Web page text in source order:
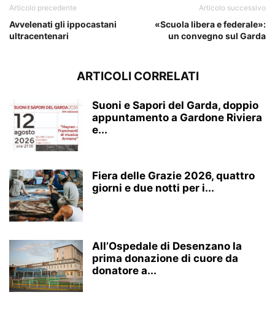
Articolo precedente
Avvelenati gli ippocastani
ultracentenari
Articolo successivo
«Scuola libera e federale»:
un convegno sul Garda
ARTICOLI CORRELATI
Suoni e Sapori del Garda, doppio
appuntamento a Gardone Riviera
e...
Fiera delle Grazie 2026, quattro
giorni e due notti per i...
All’Ospedale di Desenzano la
prima donazione di cuore da
donatore a...